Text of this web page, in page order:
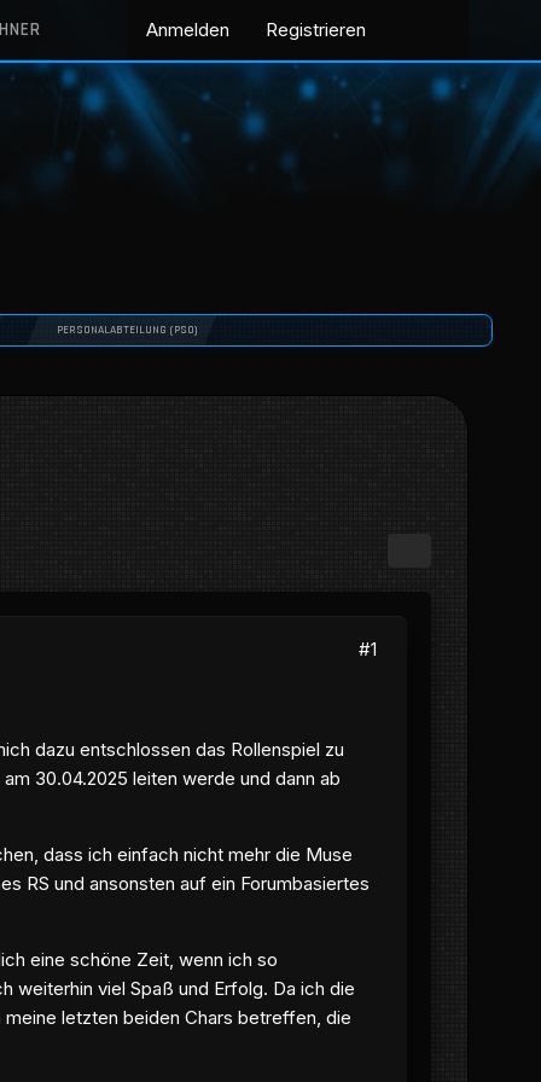
Anmelden Registrieren
PERSONALABTEILUNG (PSO)
#1
dazu entschlossen das Rollenspiel zu
30.04.2025 leiten werde und dann ab
dass ich einfach nicht mehr die Muse
RS und ansonsten auf ein Forumbasiertes
eine schöne Zeit, wenn ich so
weiterhin viel Spaß und Erfolg. Da ich die
letzten beiden Chars betreffen, die